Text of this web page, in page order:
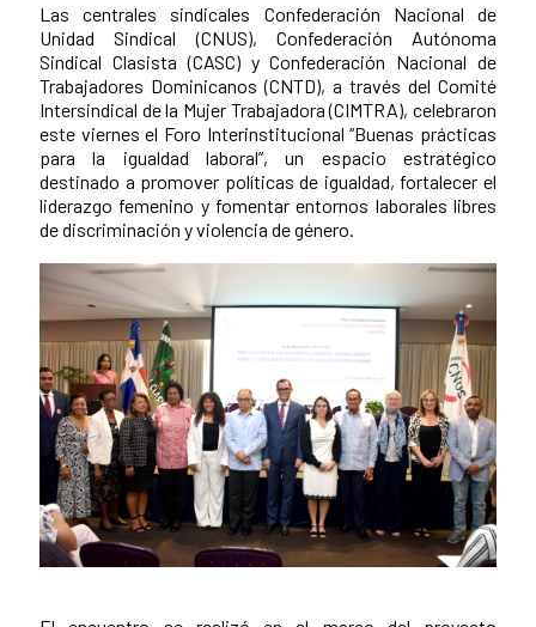
Las centrales sindicales Confederación Nacional de
Unidad Sindical (CNUS), Confederación Autónoma
Sindical Clasista (CASC) y Confederación Nacional de
Trabajadores Dominicanos (CNTD), a través del Comité
Intersindical de la Mujer Trabajadora (CIMTRA), celebraron
este viernes el Foro Interinstitucional “Buenas prácticas
para la igualdad laboral”, un espacio estratégico
destinado a promover políticas de igualdad, fortalecer el
liderazgo femenino y fomentar entornos laborales libres
de discriminación y violencia de género.